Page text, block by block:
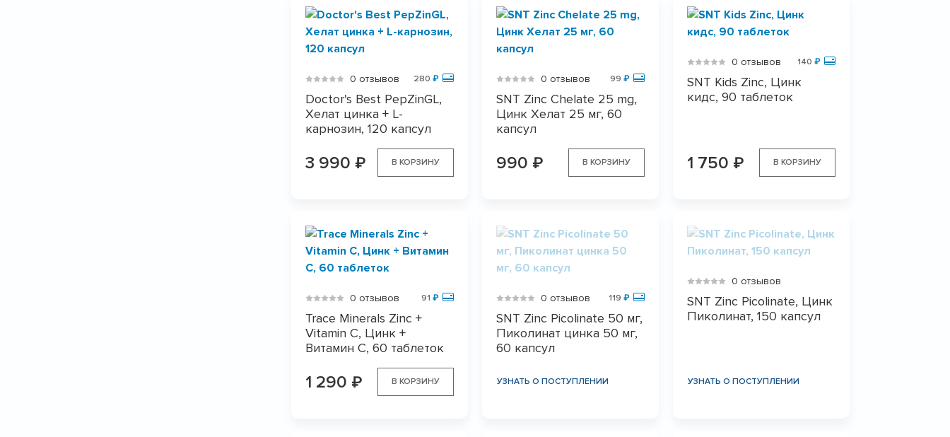
0 отзывов 280 ₽
Doctor's Best PepZinGL,
Хелат цинка + L-
карнозин, 120 капсул
3 990 ₽ В КОРЗИНУ
0 отзывов 99 ₽
SNT Zinc Chelate 25 mg,
Цинк Хелат 25 мг, 60
капсул
990 ₽ В КОРЗИНУ
0 отзывов 140 ₽
SNT Kids Zinc, Цинк
кидс, 90 таблеток
1 750 ₽ В КОРЗИНУ
0 отзывов 91 ₽
Trace Minerals Zinc +
Vitamin C, Цинк +
Витамин С, 60 таблеток
1 290 ₽ В КОРЗИНУ
0 отзывов 119 ₽
SNT Zinc Picolinate 50 мг,
Пиколинат цинка 50 мг,
60 капсул
УЗНАТЬ О ПОСТУПЛЕНИИ
0 отзывов
SNT Zinc Picolinate, Цинк
Пиколинат, 150 капсул
УЗНАТЬ О ПОСТУПЛЕНИИ